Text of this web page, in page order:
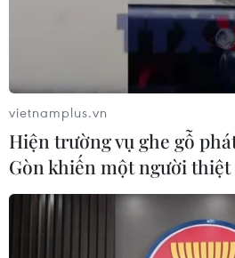
đầu bảng tổng sắp huy hương
vietnamplus.vn
Hiện trường vụ ghe gỗ
Gòn khiến một người thiệt